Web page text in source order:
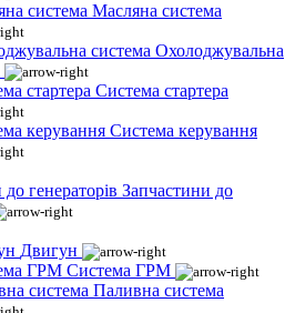
Масляна система
Охолоджувальна
Система стартера
Система керування
Запчастини до
Двигун
Система ГРМ
Паливна система